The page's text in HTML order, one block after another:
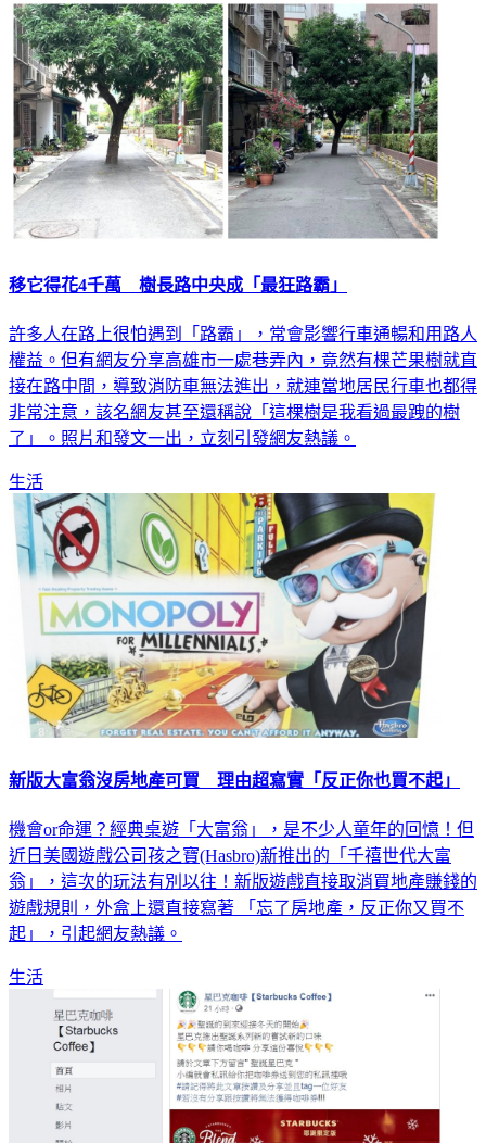
移它得花4千萬 樹長路中央成「最狂路霸」
許多人在路上很怕遇到「路霸」，常會影響行車通暢和用路人
權益。但有網友分享高雄市一處巷弄內，竟然有棵芒果樹就直
接在路中間，導致消防車無法進出，就連當地居民行車也都得
非常注意，該名網友甚至還稱說「這棵樹是我看過最跩的樹
了」。照片和發文一出，立刻引發網友熱議。
生活
新版大富翁沒房地產可買 理由超寫實「反正你也買不起」
機會or命運？經典桌遊「大富翁」，是不少人童年的回憶！但
近日美國遊戲公司孩之寶(Hasbro)新推出的「千禧世代大富
翁」，這次的玩法有別以往！新版遊戲直接取消買地產賺錢的
遊戲規則，外盒上還直接寫著 「忘了房地產，反正你又買不
起」，引起網友熱議。
生活